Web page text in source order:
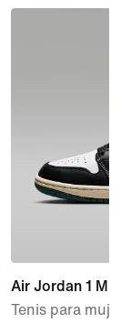
Air Jordan 1 Mid
Tenis para mujer